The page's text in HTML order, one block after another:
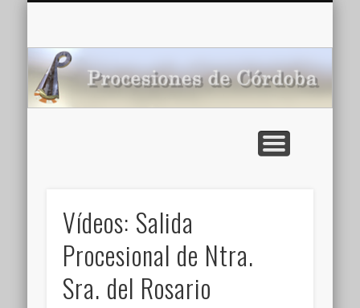
Vídeos: Salida
Procesional de Ntra.
Sra. del Rosario